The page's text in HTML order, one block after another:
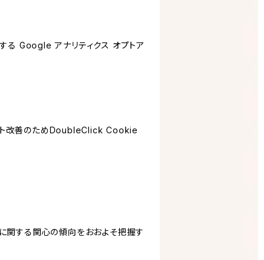
る Google アナリティクス オプトア
ト改善のためDoubleClick Cookie
関する関心の傾向をおおよそ把握す